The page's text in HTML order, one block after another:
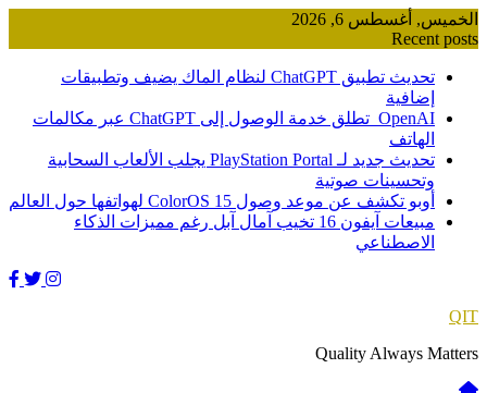
Skip
to
الخميس, أغسطس 6, 2026
Recent posts
تحديث تطبيق ChatGPT لنظام الماك يضيف وتطبيقات
إضافية
OpenAI تطلق خدمة الوصول إلى ChatGPT عبر مكالمات
الهاتف
تحديث جديد لـ PlayStation Portal يجلب الألعاب السحابية
وتحسينات صوتية
أوبو تكشف عن موعد وصول ColorOS 15 لهواتفها حول العالم
مبيعات آيفون 16 تخيب آمال آبل رغم مميزات الذكاء
الاصطناعي
QIT
Quality Always Matters